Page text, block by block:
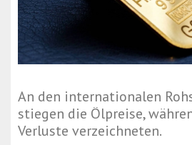
An den internationalen
stiegen die Ölpreise,
Verluste verzeichneten.